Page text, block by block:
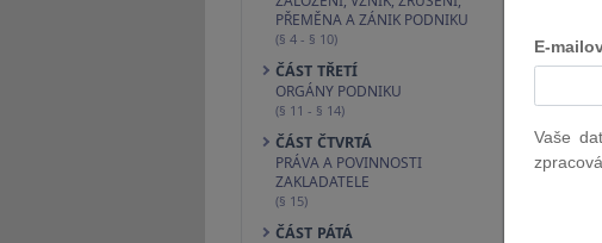
PŘEMĚNA A ZÁNIK PODNIKU
(§ 4 - § 10)
ČÁST TŘETÍ
ORGÁNY PODNIKU
(§ 11 - § 14)
ČÁST ČTVRTÁ
PRÁVA A POVINNOSTI
ZAKLADATELE
(§ 15)
ČÁST PÁTÁ
E-
Vaše